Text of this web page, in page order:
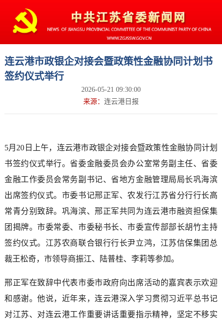
连云港市政银企对接会暨政策性金融协同计划书
签约仪式举行
2026-05-21 09:30:00
来源： 连云港日报
5月20日上午，连云港市政银企对接会暨政策性金融协同计划
书签约仪式举行。省委金融委员会办公室常务副主任、省委
金融工作委员会常务副书记、省地方金融管理局局长巩海滨
出席签约仪式。市委书记邢正军、农发行江苏省分行行长高
常青分别致辞。巩海滨、邢正军共同为连云港市融资担保集
团揭牌。市委常委、市委秘书长、市委宣传部部长胡竹主持
签约仪式。江苏农商联合银行行长尹立鸿，江苏信保集团总
裁王松奇，市领导商振江、陆普桂、李莉等参加。
邢正军在致辞中代表市委市政府向出席活动的嘉宾表示欢迎
和感谢。他说，近年来，连云港深入学习贯彻习近平总书记
对江苏、对连云港工作重要讲话重要指示精神，坚定不移实